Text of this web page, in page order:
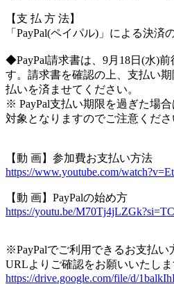
【支 払 方 法】
「PayPal(ペイパル)」による決済
◆PayPal請求書は、9月18日(水)
す。請求書を確認の上、支払い
払いを済ませてください。
※ PayPal支払い期限を過ぎた場
対象となりますのでご注意くださ
【動 画】参加費お支払い方法
https://www.youtube.com/
【動 画】PayPalの始め方
https://youtu.be/
※PayPalでご利用できるお支払
URLよりご確認をお願いいたしま
https://drive.google.com/file/d/